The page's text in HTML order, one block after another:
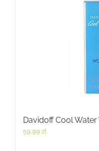
Davidoff Cool
59,99 zł